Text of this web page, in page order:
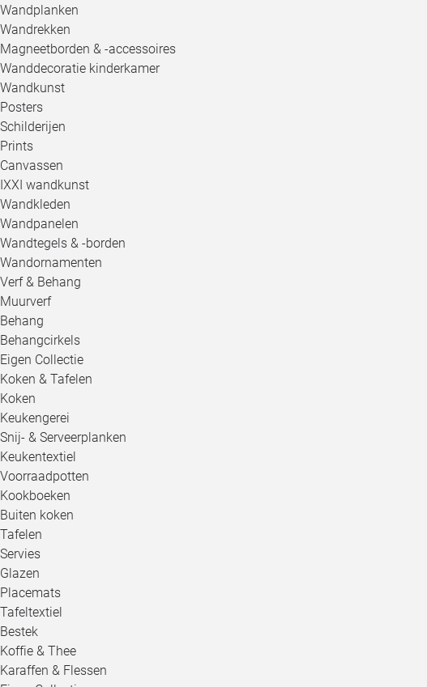
Wandplanken
Wandrekken
Magneetborden & -accessoires
Wanddecoratie kinderkamer
Wandkunst
Posters
Schilderijen
Prints
Canvassen
IXXI wandkunst
Wandkleden
Wandpanelen
Wandtegels & -borden
Wandornamenten
Verf & Behang
Muurverf
Behang
Behangcirkels
Eigen Collectie
Koken & Tafelen
Koken
Keukengerei
Snij- & Serveerplanken
Keukentextiel
Voorraadpotten
Kookboeken
Buiten koken
Tafelen
Servies
Glazen
Placemats
Tafeltextiel
Bestek
Koffie & Thee
Karaffen & Flessen